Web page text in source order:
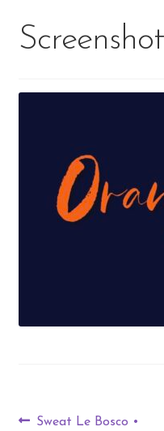
Screenshot
Sweat Le Bosco •